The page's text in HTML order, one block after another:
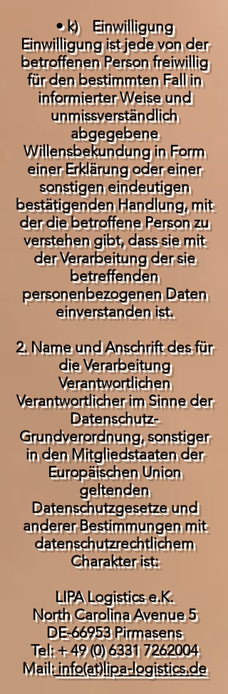
• k) Einwilligung
Einwilligung ist jede von der
betroffenen Person freiwillig
für den bestimmten Fall in
informierter Weise und
unmissverständlich
abgegebene
Willensbekundung in Form
einer Erklärung oder einer
sonstigen eindeutigen
bestätigenden Handlung, mit
der die betroffene Person zu
verstehen gibt, dass sie mit
der Verarbeitung der sie
betreffenden
personenbezogenen Daten
einverstanden ist.
2. Name und Anschrift des für
die Verarbeitung
Verantwortlichen
Verantwortlicher im Sinne der
Datenschutz-
Grundverordnung, sonstiger
in den Mitgliedstaaten der
Europäischen Union
geltenden
Datenschutzgesetze und
anderer Bestimmungen mit
datenschutzrechtlichem
Charakter ist:
LIPA Logistics e.K.
North Carolina Avenue 5
DE-66953 Pirmasens
Tel: +49 (0) 6331 7262004
Mail:info(at)lipa-logistics.de